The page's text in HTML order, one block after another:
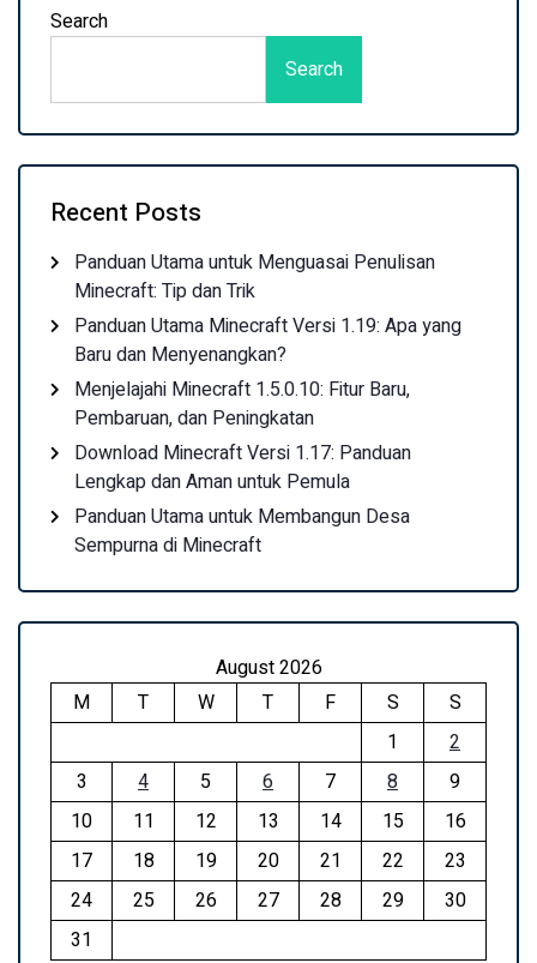
Search
Search
Recent Posts
Panduan Utama untuk Menguasai Penulisan
Minecraft: Tip dan Trik
Panduan Utama Minecraft Versi 1.19: Apa yang
Baru dan Menyenangkan?
Menjelajahi Minecraft 1.5.0.10: Fitur Baru,
Pembaruan, dan Peningkatan
Download Minecraft Versi 1.17: Panduan
Lengkap dan Aman untuk Pemula
Panduan Utama untuk Membangun Desa
Sempurna di Minecraft
August 2026
M
T W T F S
S
1
2
3
4 5 6 7 8
9
10
11 12 13 14 15
16
17
18 19 20 21 22
23
24
25 26 27 28 29
30
31